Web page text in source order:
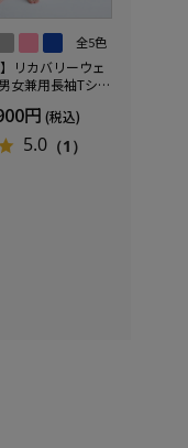
全5色
】リカバリーウェ
女兼用長袖Tシャ
【一
～LLサイズ
円 (税込)
5.0 （1）